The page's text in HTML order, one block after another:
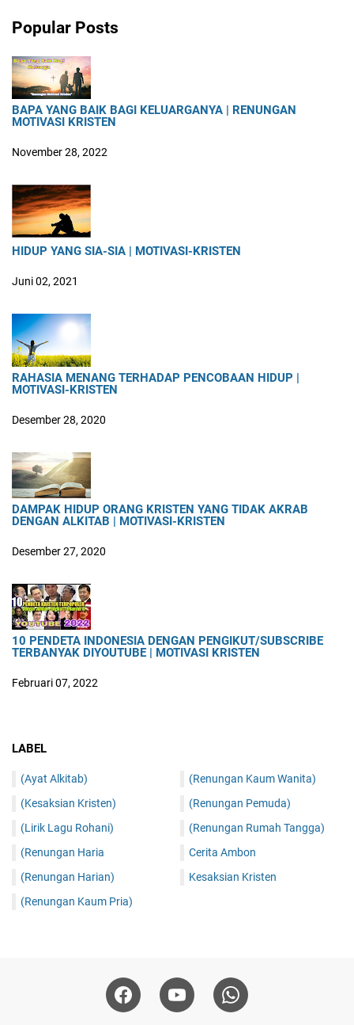
Popular Posts
BAPA YANG BAIK BAGI KELUARGANYA | RENUNGAN
MOTIVASI KRISTEN
November 28, 2022
HIDUP YANG SIA-SIA | MOTIVASI-KRISTEN
Juni 02, 2021
RAHASIA MENANG TERHADAP PENCOBAAN HIDUP |
MOTIVASI-KRISTEN
Desember 28, 2020
DAMPAK HIDUP ORANG KRISTEN YANG TIDAK AKRAB
DENGAN ALKITAB | MOTIVASI-KRISTEN
Desember 27, 2020
10 PENDETA INDONESIA DENGAN PENGIKUT/SUBSCRIBE
TERBANYAK DIYOUTUBE | MOTIVASI KRISTEN
Februari 07, 2022
LABEL
(Ayat Alkitab)
(Kesaksian Kristen)
(Lirik Lagu Rohani)
(Renungan Haria
(Renungan Harian)
(Renungan Kaum Pria)
(Renungan Kaum Wanita)
(Renungan Pemuda)
(Renungan Rumah Tangga)
Cerita Ambon
Kesaksian Kristen